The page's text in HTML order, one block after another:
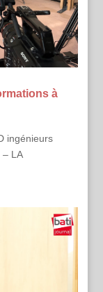
à
ingénieurs
– LA